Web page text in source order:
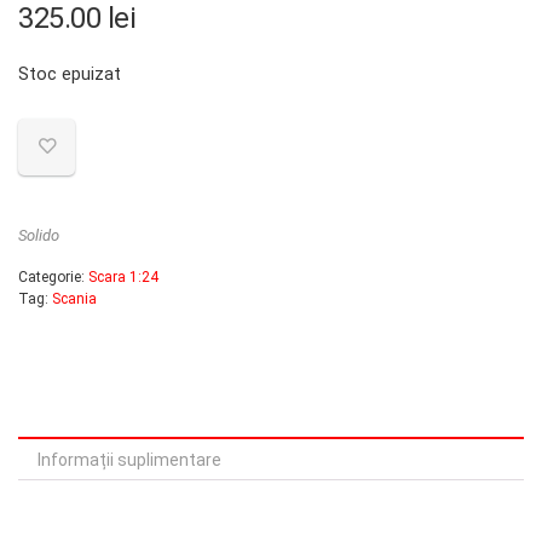
325.00 lei
Stoc epuizat
Solido
Categorie: Scara 1:24
Tag: Scania
Informații suplimentare